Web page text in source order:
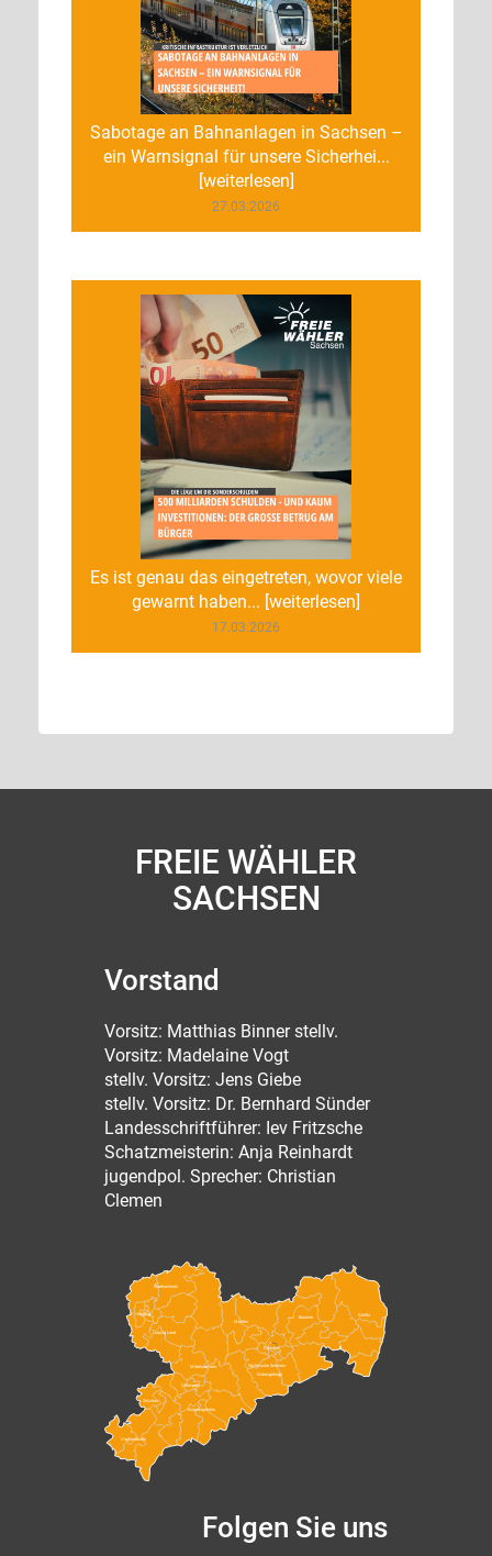
Sabotage an Bahnanlagen in Sachsen –
ein Warnsignal für unsere Sicherhei...
[weiterlesen]
27.03.2026
Es ist genau das eingetreten, wovor viele
gewarnt haben... [weiterlesen]
17.03.2026
FREIE WÄHLER
SACHSEN
Vorstand
Vorsitz: Matthias Binner stellv.
Vorsitz: Madelaine Vogt
stellv. Vorsitz: Jens Giebe
stellv. Vorsitz: Dr. Bernhard Sünder
Landesschriftführer: Iev Fritzsche
Schatzmeisterin: Anja Reinhardt
jugendpol. Sprecher: Christian
Clemen
Bautzen Görlitz
Leipzig
Leipzig Land
Meißen
Erzgebirgskreis
Mittelsachsen
Nordsachsen
Osterzgebirge
Sächsische Schweiz-
Vogtlandkreis
Zwickau
Dresden
Chemnitz
Folgen Sie uns